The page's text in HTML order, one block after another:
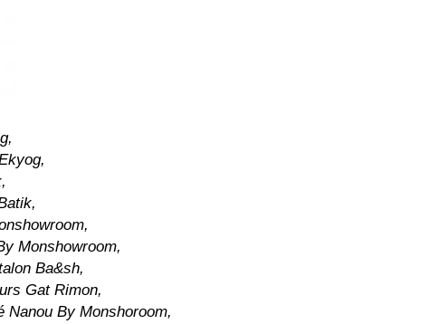
Monshowroom,
Ba&sh,
Gat Rimon,
Nanou By Monshoroom,